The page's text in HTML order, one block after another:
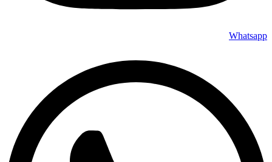
Whatsapp